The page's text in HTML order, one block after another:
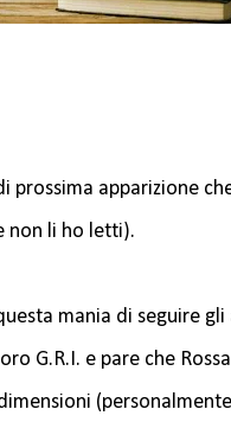
prossima apparizione
non li ho letti).
mania di seguire
G.R.I. e pare che